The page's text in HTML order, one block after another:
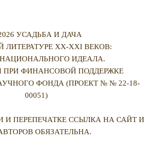
УСАДЬБА И ДАЧА
ЛИТЕРАТУРЕ XX-XXI ВЕКОВ:
ИДЕАЛА.
ПРИ ФИНАНСОВОЙ ПОДДЕРЖКЕ
ФОНДА (ПРОЕКТ № № 22-18-
00051)
И ПЕРЕПЕЧАТКЕ ССЫЛКА НА САЙТ И
ОБЯЗАТЕЛЬНА.